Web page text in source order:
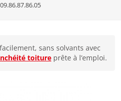
sans solvants avec
toiture prête à l’emploi.